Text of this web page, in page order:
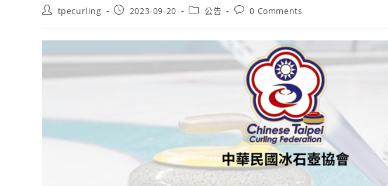
Posttpecurling
Post2023-09-20
Post公告
Post0 Comments